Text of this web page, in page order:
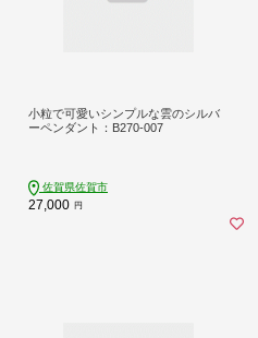
小粒で可愛いシンプルな雲のシルバ
ーペンダント：B270-007
佐賀県佐賀市
27,000 円